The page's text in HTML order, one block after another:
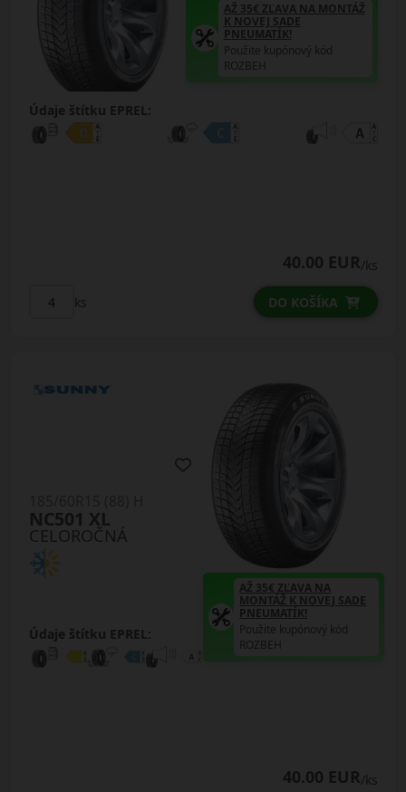
AŽ 35€ ZĽAVA NA MONTÁŽ
K NOVEJ SADE
PNEUMATÍK!
Použite kupónový kód
ROZBEH
Údaje štítku EPREL:
40.00 EUR/ks
ks DO KOŠÍKA
CELOROČNÁ
NC501 XL
Údaje štítku EPREL:
AŽ 35€ ZĽAVA NA
MONTÁŽ K NOVEJ SADE
PNEUMATÍK!
Použite kupónový kód
ROZBEH
40.00 EUR/ks